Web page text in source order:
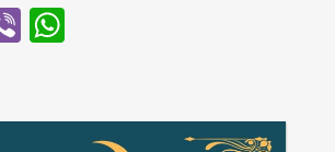
ViberWhatsApp